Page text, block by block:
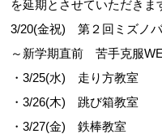
を延期とさせていただきま
3/20(金祝) 第２回ミズノ
～新学期直前 苦手克服
・3/25(水) 走り方教室
・3/26(木) 跳び箱教室
・3/27(金) 鉄棒教室